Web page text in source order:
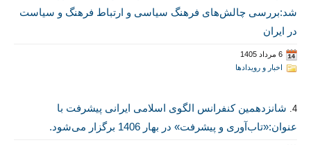
شد:بررسی چالش‌های فرهنگ سیاسی و ارتباط فرهنگ و سیاست
در ایران
6 مرداد 1405
اخبار و رویدادها
4.
شانزدهمین کنفرانس الگوی اسلامی ایرانی پیشرفت با
عنوان:«تاب‌آوری و پیشرفت» در بهار 1406 برگزار می‌شود.